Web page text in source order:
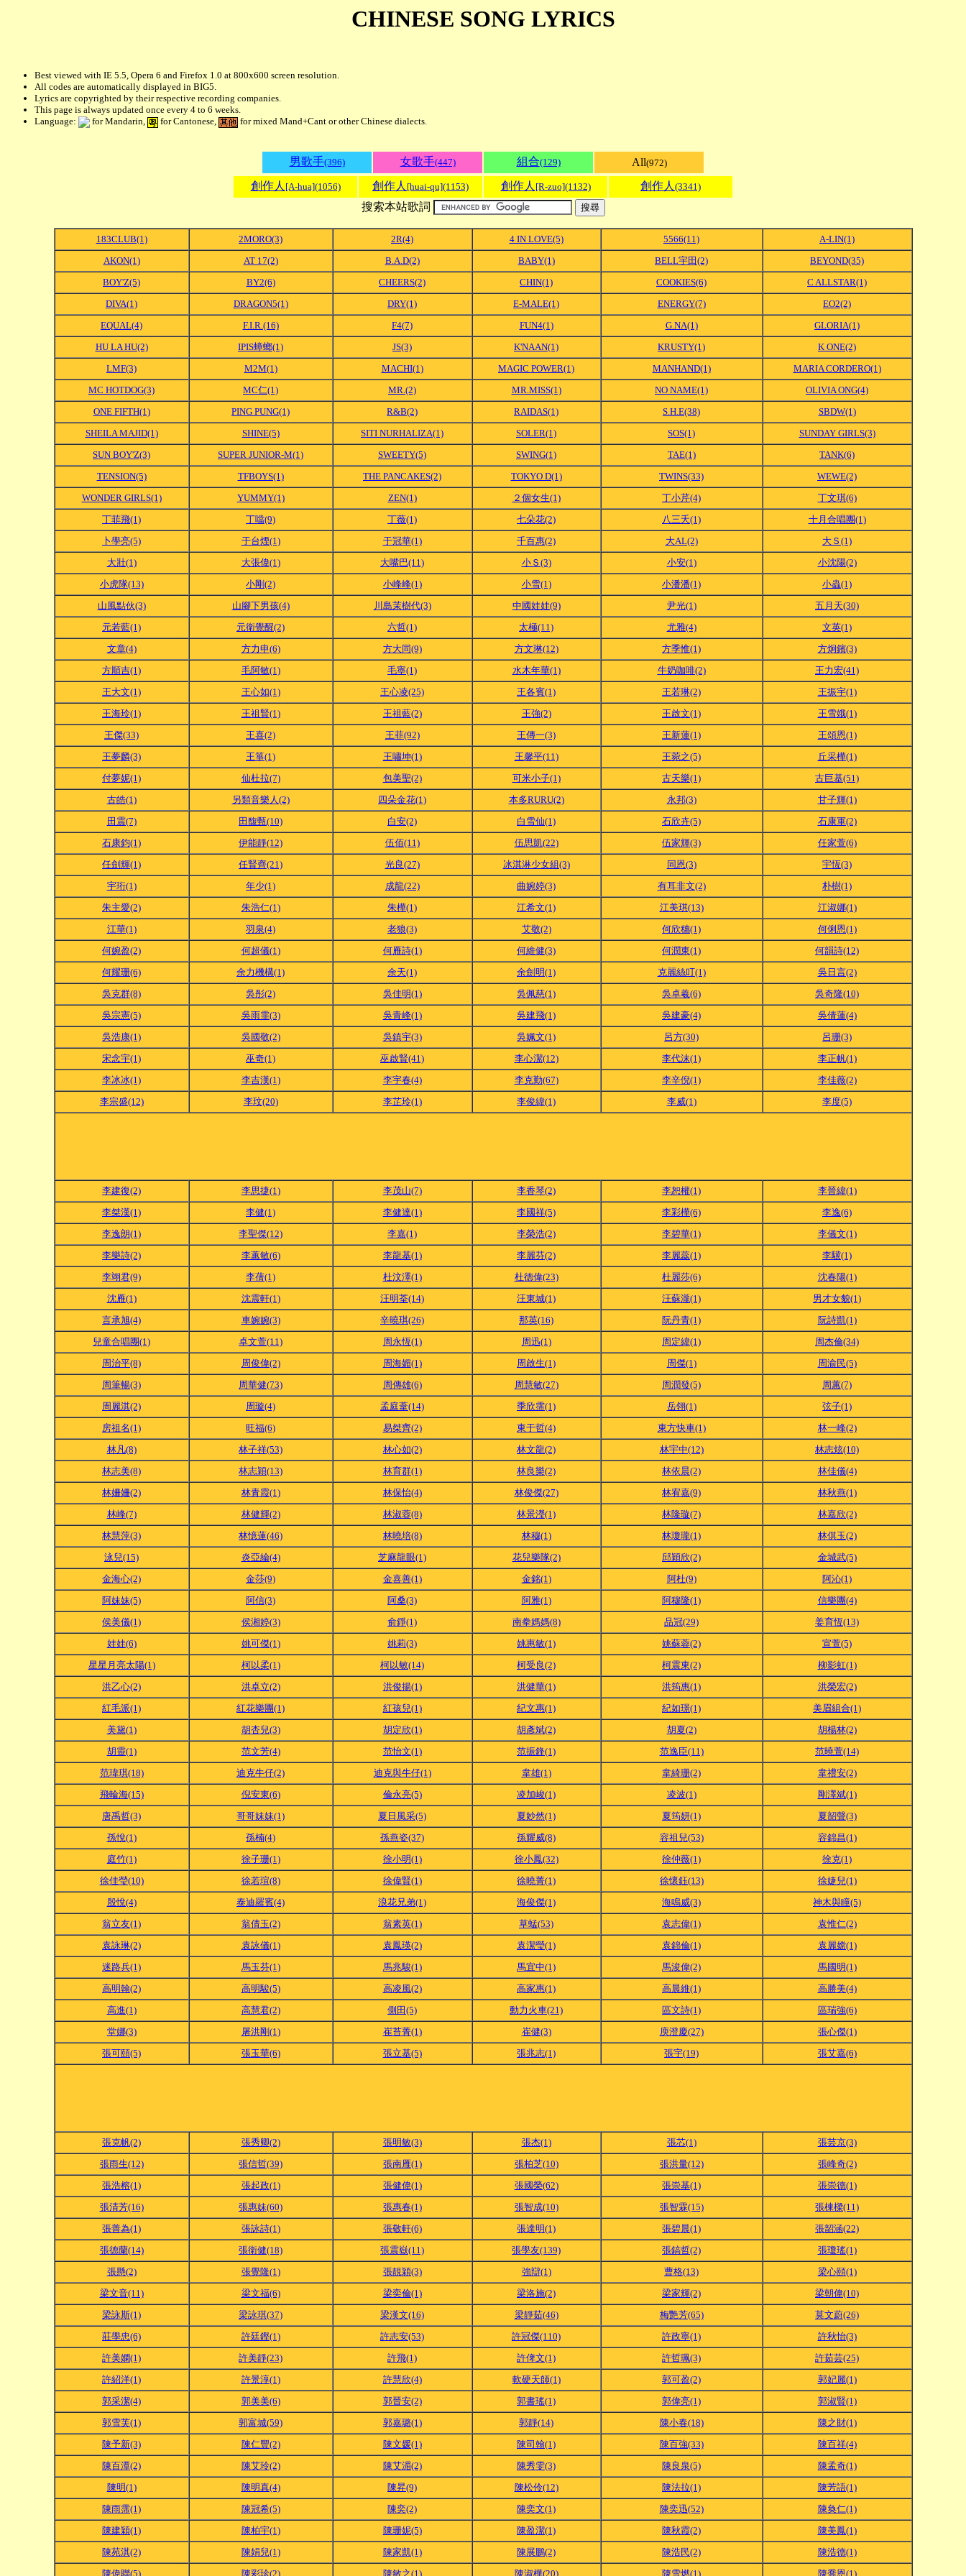
CHINESE SONG LYRICS
Best viewed with IE 5.5, Opera 6 and Firefox 1.0 at 800x600 screen resolution.
All codes are automatically displayed in BIG5.
Lyrics are copyrighted by their respective recording companies.
This page is always updated once every 4 to 6 weeks.
Language:
for Mandarin, for Cantonese, for mixed Mand+Cant or other Chinese dialects.
男歌手(396) 女歌手(447) 組合(129) All(972)
創作人 [A-hua](1056) 創作人 [huai-qu](1153) 創作人 [R-zuo](1132) 創作人 (3341)
搜索本站歌詞
183CLUB(1) 2MORO(3) 2R(4) 4 IN LOVE(5) 5566(11)
A-LIN(1)
AKON(1)
AT 17(2) B.A.D(2) BABY(1) BELL宇田(2)
BEYOND(35)
BOY'Z(5)
BY2(6) CHEERS(2) CHIN(1) COOKIES(6)
C ALLSTAR(1)
DIVA(1)
DRAGON5(1) DRY(1) E-MALE(1) ENERGY(7)
EO2(2)
EQUAL(4)
F.I.R.(16) F4(7) FUN4(1) G.NA(1)
GLORIA(1)
HU LA HU(2)
IPIS蟑螂(1) JS(3) K'NAAN(1) KRUSTY(1)
K ONE(2)
LMF(3)
M2M(1) MACHI(1) MAGIC POWER(1) MANHAND(1)
MARIA CORDERO(1)
MC HOTDOG(3)
MC仁(1) MR.(2) MR.MISS(1) NO NAME(1)
OLIVIA ONG(4)
ONE FIFTH(1)
PING PUNG(1) R&B(2) RAIDAS(1) S.H.E(38)
SBDW(1)
SHEILA MAJID(1)
SHINE(5) SITI NURHALIZA(1) SOLER(1) SOS(1)
SUNDAY GIRLS(3)
SUN BOY'Z(3)
SUPER JUNIOR-M(1) SWEETY(5) SWING(1) TAE(1)
TANK(6)
TENSION(5)
TFBOYS(1) THE PANCAKES(2) TOKYO D(1) TWINS(33)
WEWE(2)
WONDER GIRLS(1)
YUMMY(1) ZEN(1) ２個女生(1) 丁小芹(4)
丁文琪(6)
丁菲飛(1)
丁噹(9) 丁薇(1) 七朵花(2) 八三夭(1)
十月合唱團(1)
卜學亮(5)
于台煙(1) 于冠華(1) 千百惠(2) 大AL(2)
大Ｓ(1)
大壯(1)
大張偉(1) 大嘴巴(11) 小Ｓ(3) 小安(1)
小沈陽(2)
小虎隊(13)
小剛(2) 小峰峰(1) 小雪(1) 小潘潘(1)
小蟲(1)
山風點伙(3)
山腳下男孩(4) 川島茉樹代(3) 中國娃娃(9) 尹光(1)
五月天(30)
元若藍(1)
元衛覺醒(2) 六哲(1) 太極(11) 尤雅(4)
文英(1)
文章(4)
方力申(6) 方大同(9) 方文琳(12) 方季惟(1)
方炯鑌(3)
方順吉(1)
毛阿敏(1) 毛寧(1) 水木年華(1) 牛奶咖啡(2)
王力宏(41)
王大文(1)
王心如(1) 王心凌(25) 王各賓(1) 王若琳(2)
王振宇(1)
王海玲(1)
王祖賢(1) 王祖藍(2) 王強(2) 王啟文(1)
王雪娥(1)
王傑(33)
王喜(2) 王菲(92) 王傳一(3) 王新蓮(1)
王頌恩(1)
王夢麟(3)
王箏(1) 王嘯坤(1) 王馨平(11) 王菀之(5)
丘采樺(1)
付夢妮(1)
仙杜拉(7) 包美聖(2) 可米小子(1) 古天樂(1)
古巨基(51)
古皓(1)
另類音樂人(2) 四朵金花(1) 本多RURU(2) 永邦(3)
甘子輝(1)
田震(7)
田馥甄(10) 白安(2) 白雪仙(1) 石欣卉(5)
石康軍(2)
石康鈞(1)
伊能靜(12) 伍佰(11) 伍思凱(22) 伍家輝(3)
任家萱(6)
任劍輝(1)
任賢齊(21) 光良(27) 冰淇淋少女組(3) 同恩(3)
宇恆(3)
宇珩(1)
年少(1) 成龍(22) 曲婉婷(3) 有耳非文(2)
朴樹(1)
朱主愛(2)
朱浩仁(1) 朱樺(1) 江希文(1) 江美琪(13)
江淑娜(1)
江華(1)
羽泉(4) 老狼(3) 艾敬(2) 何欣穗(1)
何俐恩(1)
何婉盈(2)
何超儀(1) 何雁詩(1) 何維健(3) 何潤東(1)
何韻詩(12)
何耀珊(6)
余力機構(1) 余天(1) 余劍明(1) 克麗絲叮(1)
吳日言(2)
吳克群(8)
吳彤(2) 吳佳明(1) 吳佩慈(1) 吳卓羲(6)
吳奇隆(10)
吳宗憲(5)
吳雨霏(3) 吳青峰(1) 吳建飛(1) 吳建豪(4)
吳倩蓮(4)
吳浩康(1)
吳國敬(2) 吳鎮宇(3) 吳姵文(1) 呂方(30)
呂珊(3)
宋念宇(1)
巫奇(1) 巫啟賢(41) 李心潔(12) 李代沫(1)
李正帆(1)
李冰冰(1)
李吉漢(1) 李宇春(4) 李克勤(67) 李辛倪(1)
李佳薇(2)
李宗盛(12)
李玟(20) 李芷玲(1) 李俊緯(1) 李威(1) 李度(5)
李建復(2) 李思捷(1) 李茂山(7) 李香琴(2) 李恕權(1)
李晉緯(1)
李桀漢(1)
李健(1) 李健達(1) 李國祥(5) 李彩樺(6)
李逸(6)
李逸朗(1)
李聖傑(12) 李嘉(1) 李榮浩(2) 李碧華(1)
李儀文(1)
李樂詩(2)
李蕙敏(6) 李龍基(1) 李麗芬(2) 李麗蕊(1)
李驥(1)
李翊君(9)
李蒨(1) 杜汶澤(1) 杜德偉(23) 杜麗莎(6)
沈春陽(1)
沈雁(1)
沈震軒(1) 汪明荃(14) 汪東城(1) 汪蘇瀧(1)
男才女貌(1)
言承旭(4)
車婉婉(3) 辛曉琪(26) 那英(16) 阮丹青(1)
阮詩凱(1)
兒童合唱團(1)
卓文萱(11) 周永恆(1) 周迅(1) 周定緯(1)
周杰倫(34)
周治平(8)
周俊偉(2) 周海媚(1) 周啟生(1) 周傑(1)
周渝民(5)
周筆暢(3)
周華健(73) 周傳雄(6) 周慧敏(27) 周潤發(5)
周蕙(7)
周麗淇(2)
周璇(4) 孟庭葦(14) 季欣霈(1) 岳翎(1)
弦子(1)
房祖名(1)
旺福(6) 易桀齊(2) 東于哲(4) 東方快車(1)
林一峰(2)
林凡(8)
林子祥(53) 林心如(2) 林文龍(2) 林宇中(12)
林志炫(10)
林志美(8)
林志穎(13) 林育群(1) 林良樂(2) 林依晨(2)
林佳儀(4)
林姍姍(2)
林青霞(1) 林保怡(4) 林俊傑(27) 林宥嘉(9)
林秋燕(1)
林峰(7)
林健輝(2) 林淑蓉(8) 林景瀅(1) 林隆璇(7)
林嘉欣(2)
林慧萍(3)
林憶蓮(46) 林曉培(8) 林穆(1) 林瓊瓏(1)
林倛玉(2)
泳兒(15)
炎亞綸(4) 芝麻龍眼(1) 花兒樂隊(2) 邱穎欣(2)
金城武(5)
金海心(2)
金莎(9) 金喜善(1) 金銘(1) 阿杜(9)
阿沁(1)
阿妹妹(5)
阿信(3) 阿桑(3) 阿雅(1) 阿穆隆(1)
信樂團(4)
侯美儀(1)
侯湘婷(3) 俞錚(1) 南拳媽媽(8) 品冠(29)
姜育恆(13)
娃娃(6)
姚可傑(1) 姚莉(3) 姚惠敏(1) 姚蘇蓉(2)
宣萱(5)
星星月亮太陽(1)
柯以柔(1) 柯以敏(14) 柯受良(2) 柯震東(2)
柳影虹(1)
洪乙心(2)
洪卓立(2) 洪俊揚(1) 洪健華(1) 洪筠惠(1)
洪榮宏(2)
紅毛派(1)
紅花樂團(1) 紅孩兒(1) 紀文惠(1) 紀如璟(1)
美眉組合(1)
美黛(1)
胡杏兒(3) 胡定欣(1) 胡彥斌(2) 胡夏(2)
胡楊林(2)
胡靈(1)
范文芳(4) 范怡文(1) 范振鋒(1) 范逸臣(11)
范曉萱(14)
范瑋琪(18)
迪克牛仔(2) 迪克與牛仔(1) 韋雄(1) 韋綺珊(2)
韋禮安(2)
飛輪海(15)
倪安東(6) 倫永亮(5) 凌加峻(1) 凌波(1)
剛澤斌(1)
唐禹哲(3)
哥哥妹妹(1) 夏日風采(5) 夏妙然(1) 夏筠妍(1)
夏韶聲(3)
孫悅(1)
孫楠(4) 孫燕姿(37) 孫耀威(8) 容祖兒(53)
容錦昌(1)
庭竹(1)
徐子珊(1) 徐小明(1) 徐小鳳(32) 徐仲薇(1)
徐克(1)
徐佳瑩(10)
徐若瑄(8) 徐偉賢(1) 徐曉菁(1) 徐懷鈺(13)
徐婕兒(1)
殷悅(4)
泰迪羅賓(4) 浪花兄弟(1) 海俊傑(1) 海鳴威(3)
神木與瞳(5)
翁立友(1)
翁倩玉(2) 翁素英(1) 草蜢(53) 袁志偉(1)
袁惟仁(2)
袁詠琳(2)
袁詠儀(1) 袁鳳瑛(2) 袁潔瑩(1) 袁錦倫(1)
袁麗嫦(1)
迷路兵(1)
馬玉芬(1) 馬兆駿(1) 馬宜中(1) 馬浚偉(2)
馬國明(1)
高明翰(2)
高明駿(5) 高凌風(2) 高家惠(1) 高晨維(1)
高勝美(4)
高進(1)
高慧君(2) 側田(5) 動力火車(21) 區文詩(1)
區瑞強(6)
堂娜(3)
屠洪剛(1) 崔苔菁(1) 崔健(3) 庾澄慶(27)
張心傑(1)
張可頤(5)
張玉華(6) 張立基(5) 張兆志(1) 張宇(19) 張艾嘉(6)
張克帆(2) 張秀卿(2) 張明敏(3) 張杰(1) 張芯(1)
張芸京(3)
張雨生(12)
張信哲(39) 張南雁(1) 張柏芝(10) 張洪量(12)
張峰奇(2)
張浩榕(1)
張起政(1) 張健偉(1) 張國榮(62) 張崇基(1)
張崇德(1)
張清芳(16)
張惠妹(60) 張惠春(1) 張智成(10) 張智霖(15)
張棟樑(11)
張善為(1)
張詠詩(1) 張敬軒(6) 張達明(1) 張碧晨(1)
張韶涵(22)
張德蘭(14)
張衛健(18) 張震嶽(11) 張學友(139) 張鎬哲(2)
張瓊瑤(1)
張懸(2)
張覺隆(1) 張靚穎(3) 強辯(1) 曹格(13)
梁心頤(1)
梁文音(11)
梁文福(6) 梁奕倫(1) 梁洛施(2) 梁家輝(2)
梁朝偉(10)
梁詠斯(1)
梁詠琪(37) 梁漢文(16) 梁靜茹(46) 梅艷芳(65)
莫文蔚(26)
莊學忠(6)
許廷鏗(1) 許志安(53) 許冠傑(110) 許政寧(1)
許秋怡(3)
許美嫻(1)
許美靜(23) 許飛(1) 許俾文(1) 許哲珮(3)
許茹芸(25)
許紹洋(1)
許景淳(1) 許慧欣(4) 軟硬天師(1) 郭可盈(2)
郭妃麗(1)
郭采潔(4)
郭美美(6) 郭晉安(2) 郭書瑤(1) 郭偉亮(1)
郭淑賢(1)
郭雪芙(1)
郭富城(59) 郭嘉璐(1) 郭靜(14) 陳小春(18)
陳之財(1)
陳予新(3)
陳仁豐(2) 陳文媛(1) 陳司翰(1) 陳百強(33)
陳百祥(4)
陳百潭(2)
陳艾玲(2) 陳艾湄(2) 陳秀雯(3) 陳良泉(5)
陳孟奇(1)
陳明(1)
陳明真(4) 陳昇(9) 陳松伶(12) 陳法拉(1)
陳芳語(1)
陳雨霈(1)
陳冠希(5) 陳奕(2) 陳奕文(1) 陳奕迅(52)
陳奐仁(1)
陳建穎(1)
陳柏宇(1) 陳珊妮(5) 陳盈潔(1) 陳秋霞(2)
陳美鳳(1)
陳苑淇(2)
陳娟兒(1) 陳家凱(1) 陳展鵬(2) 陳浩民(2)
陳浩德(1)
陳偉聯(5)
陳彩珍(2) 陳敏之(1) 陳淑樺(20) 陳雪燃(1) 陳喬恩(1)